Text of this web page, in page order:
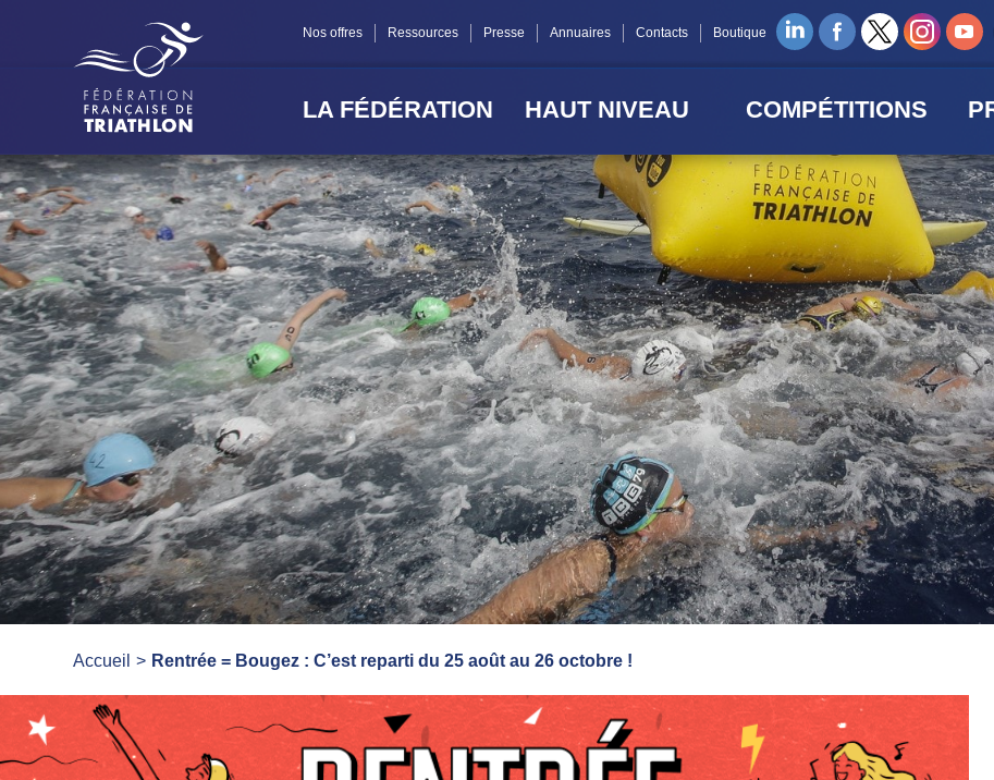
Nos offres Ressources Presse Annuaires Contacts Boutique
LA FÉDÉRATION HAUT NIVEAU COMPÉTITIONS
Accueil Rentrée = Bougez : C’est reparti du 25 août au 26 octobre !
Panneau de gestion des cookies